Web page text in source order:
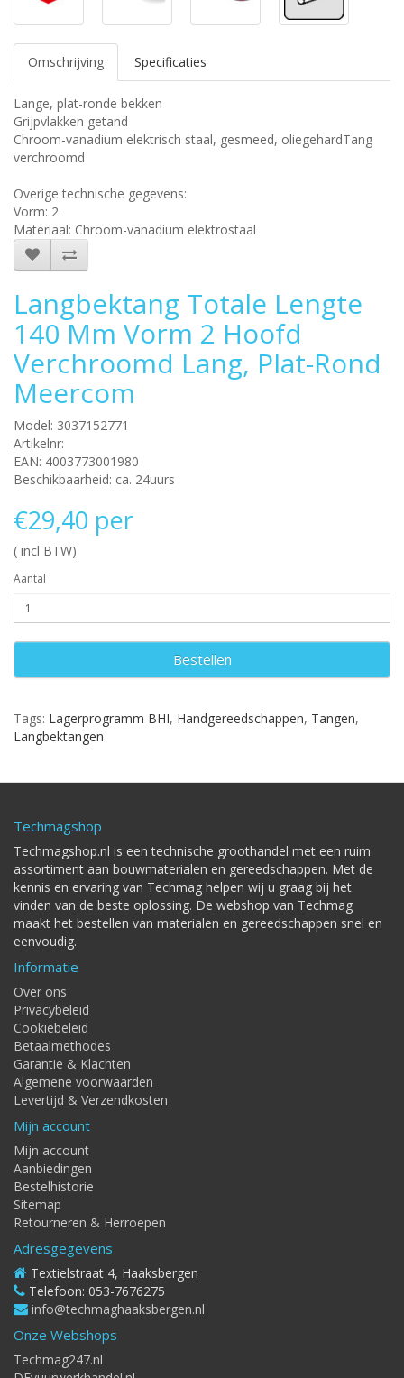
Omschrijving Specificaties
Lange, plat-ronde bekken
Grijpvlakken getand
Chroom-vanadium elektrisch staal, gesmeed, oliegehardTang
verchroomd
Overige technische gegevens:
Vorm: 2
Materiaal: Chroom-vanadium elektrostaal
Langbektang Totale Lengte
140 Mm Vorm 2 Hoofd
Verchroomd Lang, Plat-Rond
Meercom
Model: 3037152771
Artikelnr:
EAN: 4003773001980
Beschikbaarheid: ca. 24uurs
€29,40 per
( incl BTW)
Aantal
Bestellen
Tags: Lagerprogramm BHI, Handgereedschappen, Tangen,
Langbektangen
Techmagshop
Techmagshop.nl is een technische groothandel met een ruim
assortiment aan bouwmaterialen en gereedschappen. Met de
kennis en ervaring van Techmag helpen wij u graag bij het
vinden van de beste oplossing. De webshop van Techmag
maakt het bestellen van materialen en gereedschappen snel en
eenvoudig.
Informatie
Over ons
Privacybeleid
Cookiebeleid
Betaalmethodes
Garantie & Klachten
Algemene voorwaarden
Levertijd & Verzendkosten
Mijn account
Mijn account
Aanbiedingen
Bestelhistorie
Sitemap
Retourneren & Herroepen
Adresgegevens
Textielstraat 4, Haaksbergen
Telefoon: 053-7676275
info@techmaghaaksbergen.nl
Onze Webshops
Techmag247.nl